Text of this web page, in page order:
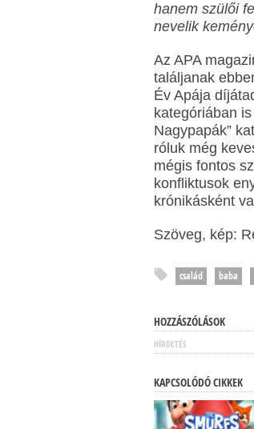
hanem szülői
nevelik
Az APA
találjanak
Év Apája
kategóriában
Nagypapák”
róluk még
mégis fontos
konfliktusok
krónikásként
Szöveg, kép:
család baba
HOZZÁSZÓLÁSOK
HÍRDETÉS
KAPCSOLÓDÓ CIKKEK